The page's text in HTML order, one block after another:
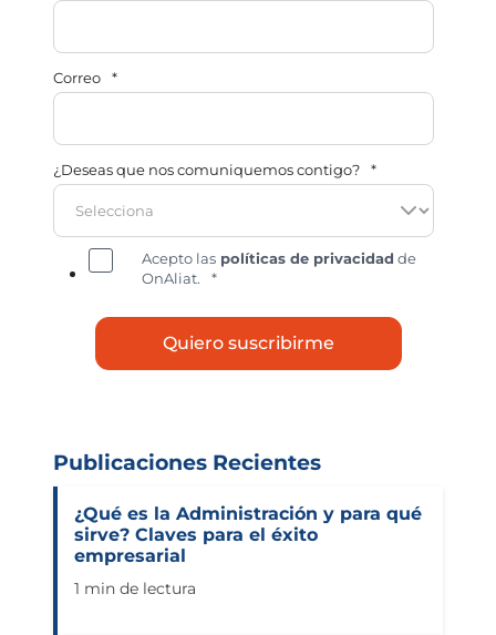
Correo *
¿Deseas que nos comuniquemos contigo? *
Acepto las políticas de privacidad de
OnAliat.
*
Publicaciones Recientes
¿Qué es la Administración y para qué
sirve? Claves para el éxito
empresarial
1 min de lectura